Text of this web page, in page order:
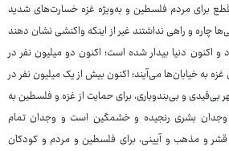
برای مردم فلسطین و به‌ویژه غزه خسارت‌های شدید
چاره و راهی نداشتند غیر از اینکه واکنشی نشان دهند
و اکنون دنیا بیدار شده است؛ اکنون دو میلیون نفر در
غزه به خیابان‌ها می‌آیند؛ اکنون بیش از یک میلیون نفر در
و بی‌بندوباری، برای حمایت از غزه و فلسطین به
وجدان بشری رنجیده و خشمگین است و وجدان تمام
قشر و مذهب و آیینی، برای فلسطین و مردم و کودکان